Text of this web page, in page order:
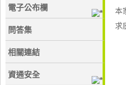
電子公布欄
問答集
相關連結
資通安全
本
求